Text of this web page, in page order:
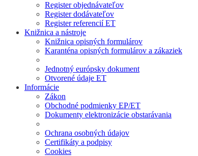
Register objednávateľov
Register dodávateľov
Register referencií ET
Knižnica a nástroje
Knižnica opisných formulárov
Karanténa opisných formulárov a zákaziek
Jednotný európsky dokument
Otvorené údaje ET
Informácie
Zákon
Obchodné podmienky EP/ET
Dokumenty elektronizácie obstarávania
Ochrana osobných údajov
Certifikáty a podpisy
Cookies